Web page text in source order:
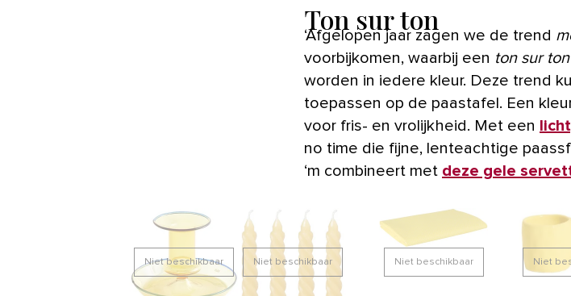
Ton sur ton
‘Afgelopen jaar zagen we de trend
voorbijkomen, waarbij een ton sur ton
worden in iedere kleur. Deze trend
toepassen op de paastafel. Een
voor fris- en vrolijkheid. Met een
no time die fijne, lenteachtige
‘m combineert met deze gele
Niet beschikbaar Niet beschikbaar Niet beschikbaar Niet